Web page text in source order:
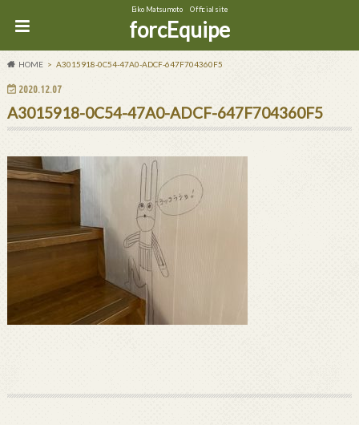
Eiko Matsumoto Official site
forcEquipe
HOME A3015918-0C54-47A0-ADCF-647F704360F5
2020.12.07
A3015918-0C54-47A0-ADCF-647F704360F5